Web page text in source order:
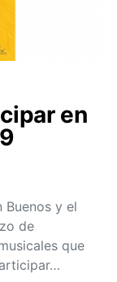
en
Buenos y el
de
que